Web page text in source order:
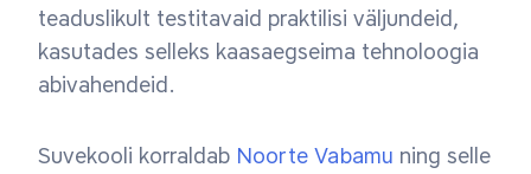
teaduslikult testitavaid praktilisi väljundeid,
kasutades selleks kaasaegseima tehnoloogia
abivahendeid.
Suvekooli korraldab Noorte Vabamu ning selle